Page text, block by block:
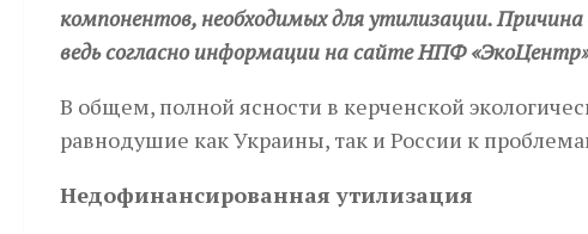
компонентов, необходимых для утилизации.
ведь согласно информации на сайте НПФ
В общем, полной ясности в керченской
равнодушие как Украины, так и России к
Недофинансированная утилизация